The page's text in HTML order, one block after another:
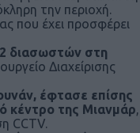
την περιοχή.
που έχει προσφέρει
διασωστών στη
Διαχείρισης
έφτασε επίσης
κέντρο της Μιανμάρ,
CCTV.